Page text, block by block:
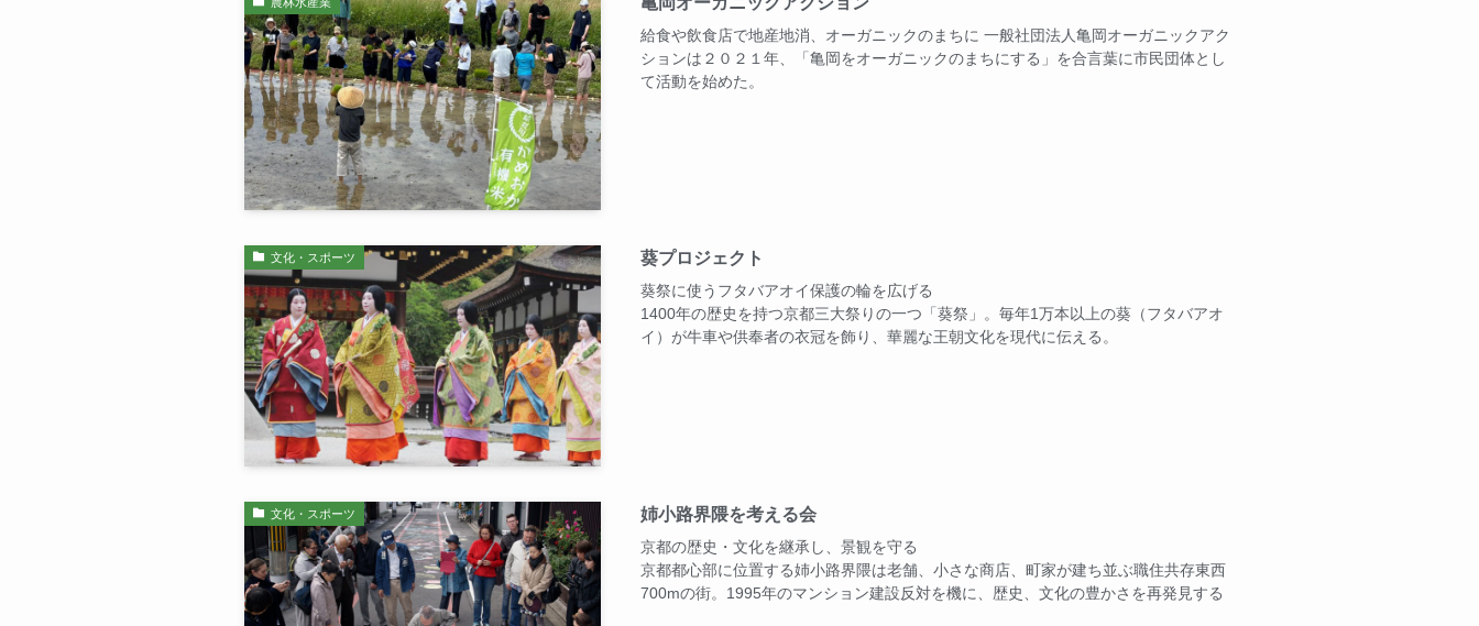
給食や飲食店で地産地消、オーガニックのまちに 一般社団法人亀岡オーガニックアク
ションは２０２１年、「亀岡をオーガニックのまちにする」を合言葉に市民団体とし
て活動を始めた。
文化・スポーツ 葵プロジェクト
葵祭に使うフタバアオイ保護の輪を広げる
1400年の歴史を持つ京都三大祭りの一つ「葵祭」。毎年1万本以上の葵（フタバアオ
イ）が牛車や供奉者の衣冠を飾り、華麗な王朝文化を現代に伝える。
文化・スポーツ 姉小路界隈を考える会
京都の歴史・文化を継承し、景観を守る
京都都心部に位置する姉小路界隈は老舗、小さな商店、町家が建ち並ぶ職住共存東西
700mの街。1995年のマンション建設反対を機に、歴史、文化の豊かさを再発見する